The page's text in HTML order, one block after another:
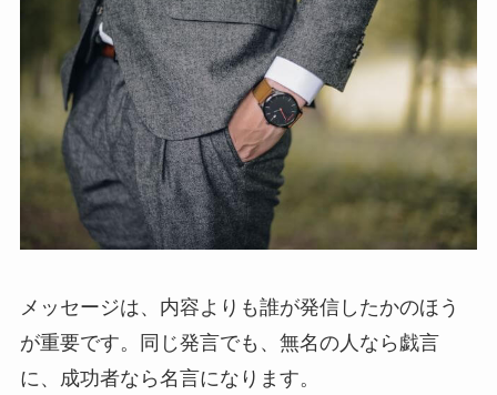
メッセージは、内容よりも誰が発信したかのほう
が重要です。同じ発言でも、無名の人なら戯言
に、成功者なら名言になります。